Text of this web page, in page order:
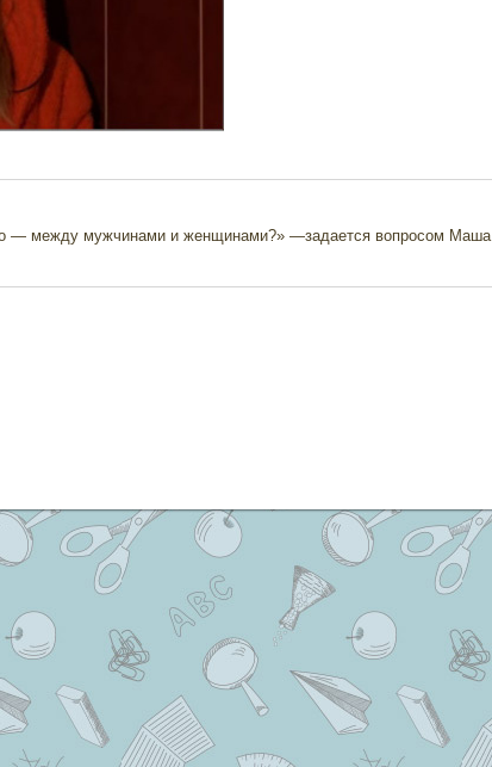
— между мужчинами и женщинами?» —задается вопросом Маша